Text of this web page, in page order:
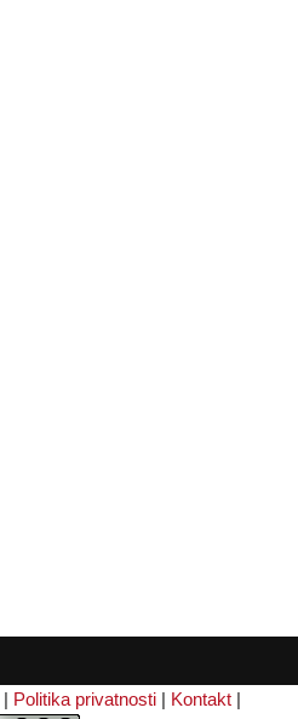
| Politika privatnosti | Kontakt |